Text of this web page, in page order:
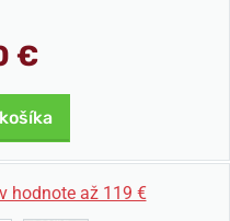
€
hodnote až 119 €